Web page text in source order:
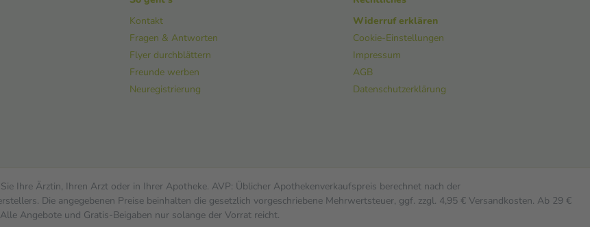
Kontakt
Fragen & Antworten
Flyer durchblättern
Freunde werben
Neuregistrierung
Widerruf erklären
Cookie-Einstellungen
Impressum
AGB
Datenschutzerklärung
Ihre Ärztin, Ihren Arzt oder in Ihrer Apotheke. AVP: Üblicher Apothekenverkaufspreis berechnet nach der
Die angegebenen Preise beinhalten die gesetzlich vorgeschriebene Mehrwertsteuer, ggf. zzgl. 4,95 € Versandkosten. Ab 29 €
Angebote und Gratis-Beigaben nur solange der Vorrat reicht.